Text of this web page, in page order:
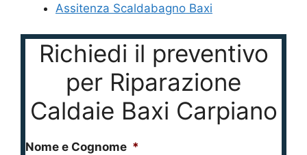
Assitenza Scaldabagno Baxi
Richiedi il preventivo
per Riparazione
Caldaie Baxi Carpiano
Nome e Cognome *